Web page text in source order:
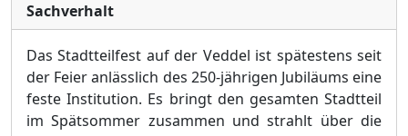
Sachverhalt
Das Stadtteilfest auf der Veddel ist spätestens seit
der Feier anlässlich des 250-jährigen Jubiläums eine
feste Institution. Es bringt den gesamten Stadtteil
im Spätsommer zusammen und strahlt über die